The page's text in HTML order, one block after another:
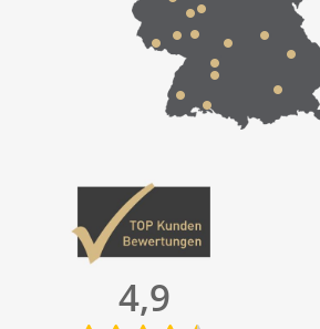
4,9